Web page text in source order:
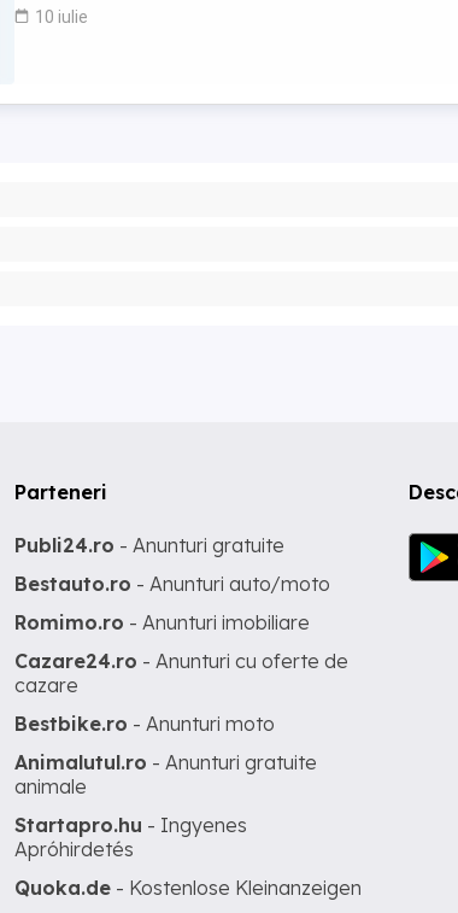
10 iulie
Parteneri
Publi24.ro - Anunturi gratuite
Bestauto.ro - Anunturi auto/moto
Romimo.ro - Anunturi imobiliare
Cazare24.ro - Anunturi cu oferte de
cazare
Bestbike.ro - Anunturi moto
Animalutul.ro - Anunturi gratuite
animale
Startapro.hu - Ingyenes
Apróhirdetés
Quoka.de - Kostenlose Kleinanzeigen